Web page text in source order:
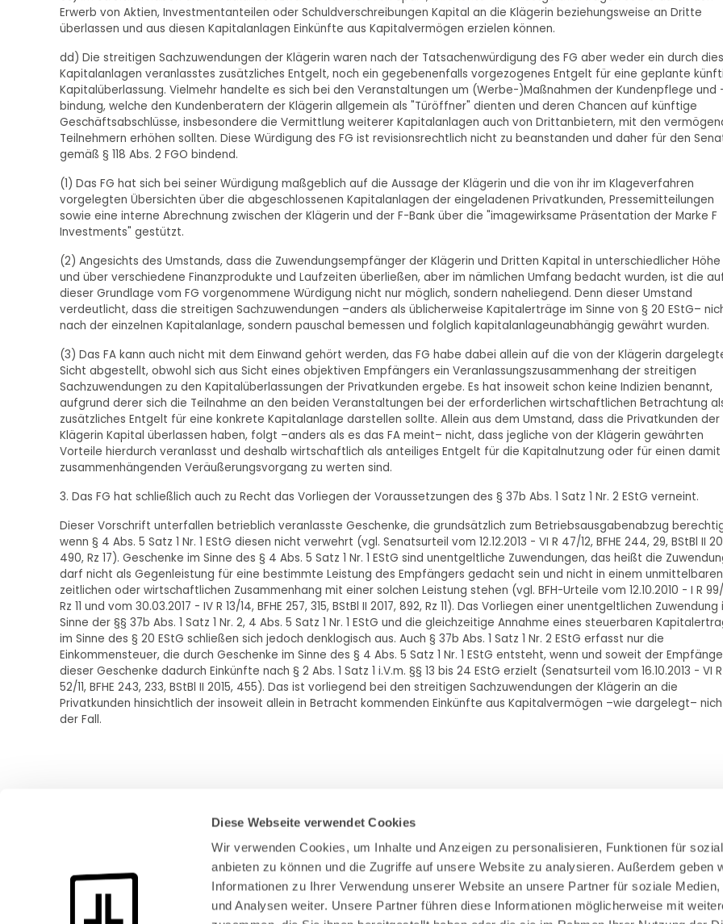
Diese Webseite verwendet Cookies
Wir verwenden Cookies, um Inhalte und Anzeigen zu personalisieren, Funktionen für
anbieten zu können und die Zugriffe auf unsere Website zu analysieren. Außerdem geben
Informationen zu Ihrer Verwendung unserer Website an unsere Partner für soziale Medien,
und Analysen weiter. Unsere Partner führen diese Informationen möglicherweise mit
Erwerb von Aktien, Investmentanteilen oder Schuldverschreibungen Kapital an die Klägerin beziehungsweise an Dritte
überlassen und aus diesen Kapitalanlagen Einkünfte aus Kapitalvermögen erzielen können.
dd) Die streitigen Sachzuwendungen der Klägerin waren nach der Tatsachenwürdigung des FG aber weder ein durch
Kapitalanlagen veranlasstes zusätzliches Entgelt, noch ein gegebenenfalls vorgezogenes Entgelt für eine geplante
Kapitalüberlassung. Vielmehr handelte es sich bei den Veranstaltungen um (Werbe-)Maßnahmen der Kundenpflege und
bindung, welche den Kundenberatern der Klägerin allgemein als "Türöffner" dienten und deren Chancen auf künftige
Geschäftsabschlüsse, insbesondere die Vermittlung weiterer Kapitalanlagen auch von Drittanbietern, mit den
Teilnehmern erhöhen sollten. Diese Würdigung des FG ist revisionsrechtlich nicht zu beanstanden und daher für den
gemäß § 118 Abs. 2 FGO bindend.
(1) Das FG hat sich bei seiner Würdigung maßgeblich auf die Aussage der Klägerin und die von ihr im Klageverfahren
vorgelegten Übersichten über die abgeschlossenen Kapitalanlagen der eingeladenen Privatkunden, Pressemitteilungen
sowie eine interne Abrechnung zwischen der Klägerin und der F-Bank über die "imagewirksame Präsentation der Marke F
Investments" gestützt.
(2) Angesichts des Umstands, dass die Zuwendungsempfänger der Klägerin und Dritten Kapital in unterschiedlicher Höhe
und über verschiedene Finanzprodukte und Laufzeiten überließen, aber im nämlichen Umfang bedacht wurden, ist die
dieser Grundlage vom FG vorgenommene Würdigung nicht nur möglich, sondern naheliegend. Denn dieser Umstand
verdeutlicht, dass die streitigen Sachzuwendungen –anders als üblicherweise Kapitalerträge im Sinne von § 20 EStG–
nach der einzelnen Kapitalanlage, sondern pauschal bemessen und folglich kapitalanlageunabhängig gewährt wurden.
(3) Das FA kann auch nicht mit dem Einwand gehört werden, das FG habe dabei allein auf die von der Klägerin
Sicht abgestellt, obwohl sich aus Sicht eines objektiven Empfängers ein Veranlassungszusammenhang der streitigen
Sachzuwendungen zu den Kapitalüberlassungen der Privatkunden ergebe. Es hat insoweit schon keine Indizien benannt,
aufgrund derer sich die Teilnahme an den beiden Veranstaltungen bei der erforderlichen wirtschaftlichen Betrachtung
zusätzliches Entgelt für eine konkrete Kapitalanlage darstellen sollte. Allein aus dem Umstand, dass die Privatkunden der
Klägerin Kapital überlassen haben, folgt –anders als es das FA meint– nicht, dass jegliche von der Klägerin gewährten
Vorteile hierdurch veranlasst und deshalb wirtschaftlich als anteiliges Entgelt für die Kapitalnutzung oder für einen damit
zusammenhängenden Veräußerungsvorgang zu werten sind.
3. Das FG hat schließlich auch zu Recht das Vorliegen der Voraussetzungen des § 37b Abs. 1 Satz 1 Nr. 2 EStG verneint.
Dieser Vorschrift unterfallen betrieblich veranlasste Geschenke, die grundsätzlich zum Betriebsausgabenabzug
wenn § 4 Abs. 5 Satz 1 Nr. 1 EStG diesen nicht verwehrt (vgl. Senatsurteil vom 12.12.2013 - VI R 47/12, BFHE 244, 29, BStBl II
490, Rz 17). Geschenke im Sinne des § 4 Abs. 5 Satz 1 Nr. 1 EStG sind unentgeltliche Zuwendungen, das heißt die
darf nicht als Gegenleistung für eine bestimmte Leistung des Empfängers gedacht sein und nicht in einem unmittelbaren
zeitlichen oder wirtschaftlichen Zusammenhang mit einer solchen Leistung stehen (vgl. BFH-Urteile vom 12.10.2010 - I R
Rz 11 und vom 30.03.2017 - IV R 13/14, BFHE 257, 315, BStBl II 2017, 892, Rz 11). Das Vorliegen einer unentgeltlichen Zuwendung
Sinne der §§ 37b Abs. 1 Satz 1 Nr. 2, 4 Abs. 5 Satz 1 Nr. 1 EStG und die gleichzeitige Annahme eines steuerbaren
im Sinne des § 20 EStG schließen sich jedoch denklogisch aus. Auch § 37b Abs. 1 Satz 1 Nr. 2 EStG erfasst nur die
Einkommensteuer, die durch Geschenke im Sinne des § 4 Abs. 5 Satz 1 Nr. 1 EStG entsteht, wenn und soweit der
dieser Geschenke dadurch Einkünfte nach § 2 Abs. 1 Satz 1 i.V.m. §§ 13 bis 24 EStG erzielt (Senatsurteil vom 16.10.2013 - VI R
52/11, BFHE 243, 233, BStBl II 2015, 455). Das ist vorliegend bei den streitigen Sachzuwendungen der Klägerin an die
Privatkunden hinsichtlich der insoweit allein in Betracht kommenden Einkünfte aus Kapitalvermögen –wie dargelegt–
der Fall.
Bundeskanzlerplatz 2
Zahlung & Versand
Rücksendungen/Widerrufsbelehrung
Muster Widerrufsformular (PDF)